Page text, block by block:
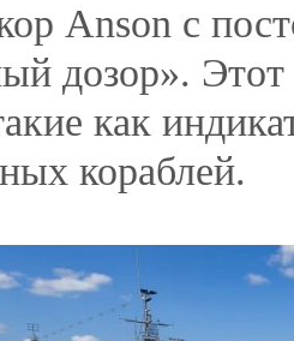
Anson с
дозор».
как
кораблей.